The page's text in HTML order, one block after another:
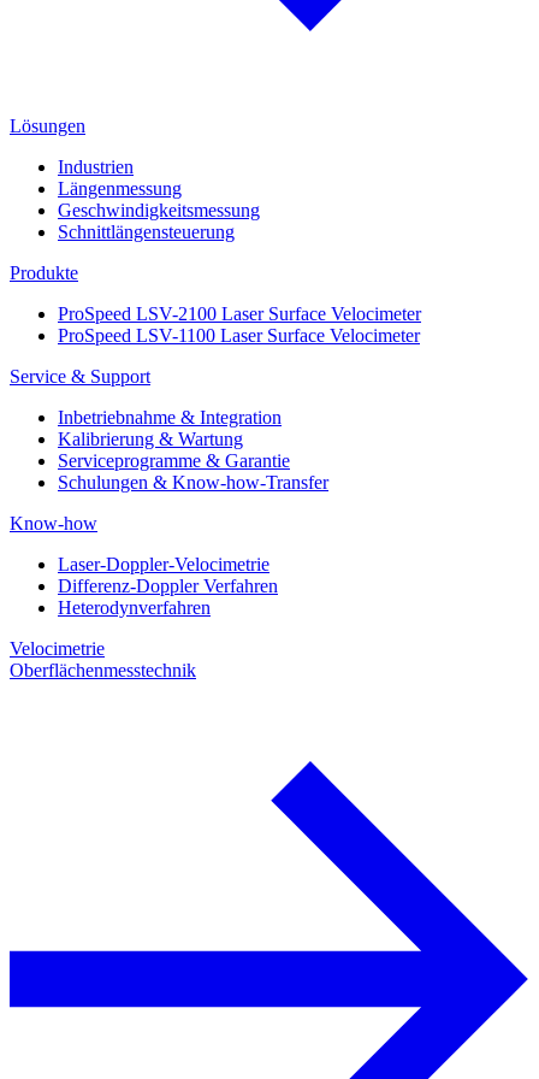
Lösungen
Industrien
Längenmessung
Geschwindigkeitsmessung
Schnittlängensteuerung
Produkte
ProSpeed LSV-2100 Laser Surface Velocimeter
ProSpeed LSV-1100 Laser Surface Velocimeter
Service & Support
Inbetriebnahme & Integration
Kalibrierung & Wartung
Serviceprogramme & Garantie
Schulungen & Know-how-Transfer
Know-how
Laser-Doppler-Velocimetrie
Differenz-Doppler Verfahren
Heterodynverfahren
Velocimetrie
Oberflächenmesstechnik